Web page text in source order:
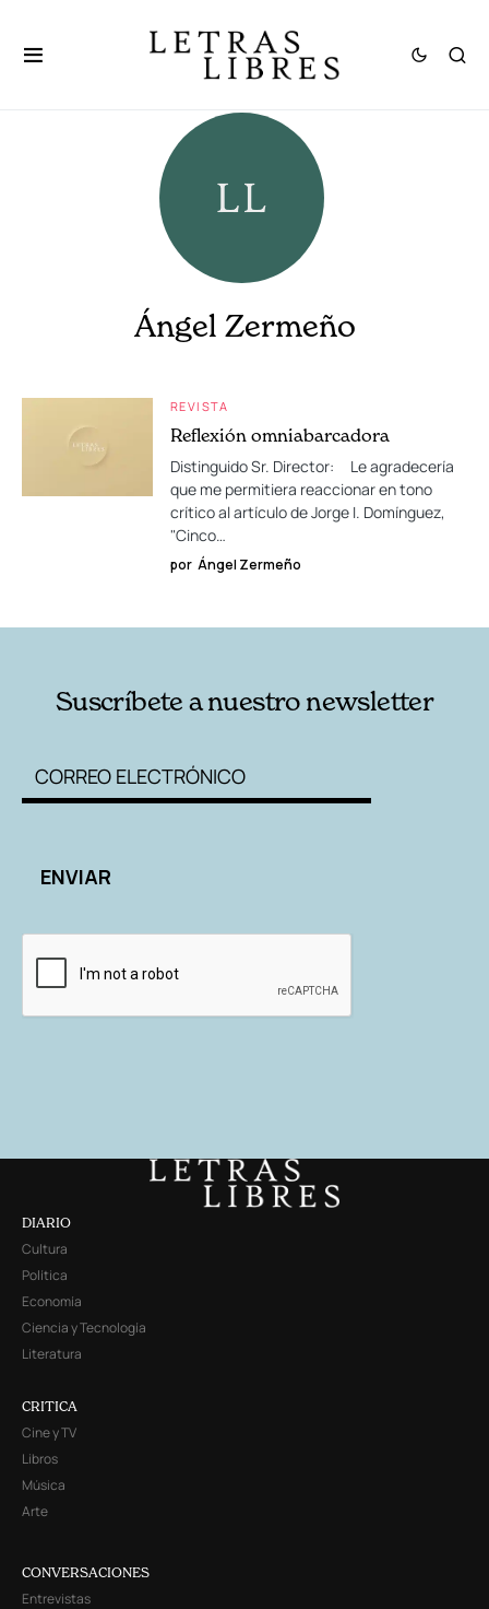
Ángel Zermeño
REVISTA
Reflexión omniabarcadora
Distinguido Sr. Director: Le agradecería
que me permitiera reaccionar en tono
crítico al artículo de Jorge I. Domínguez,
"Cinco…
por Ángel Zermeño
Suscríbete a nuestro newsletter
DIARIO
Cultura
Política
Economía
Ciencia y Tecnología
Literatura
CRITICA
Cine y TV
Libros
Música
Arte
CONVERSACIONES
Entrevistas